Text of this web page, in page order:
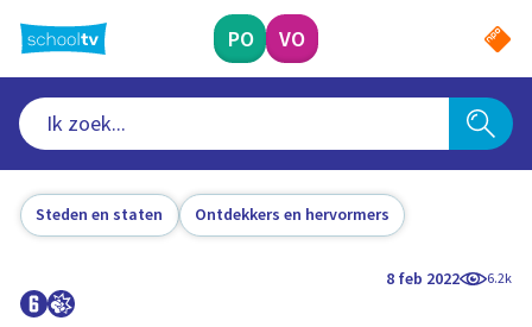
naar
hoofdinhoud
PO VO
Steden en staten Ontdekkers en hervormers
8 feb 2022 6.2k